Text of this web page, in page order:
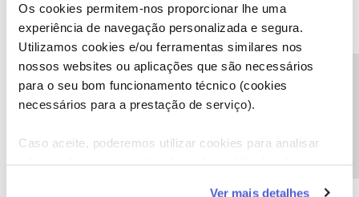
Os cookies permitem-nos proporcionar lhe uma
experiência de navegação personalizada e segura.
Utilizamos cookies e/ou ferramentas similares nos
nossos websites ou aplicações que são necessários
para o seu bom funcionamento técnico (cookies
necessários para a prestação de serviço).
Caso aceite, poderemos utilizar cookies para analisar
Ver mais detalhes
C Criistiana AUTOR Forum|Forum|2 years ago
Aparentemente esse filme não faz parte dos que estão a ser
exibidos
https://www.cinemas.nos.pt/oscares-2024